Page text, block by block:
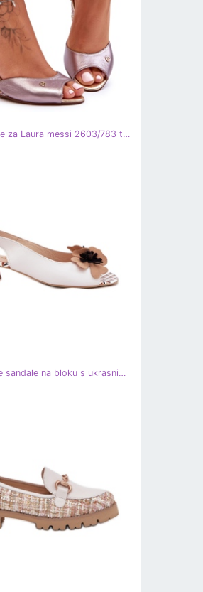
Kožne sandale za Laura messi 2603/783 taupe bež
Ženske kožne sandale na bloku s ukrasnim cvijećem Laura Messi 2973 White bijela